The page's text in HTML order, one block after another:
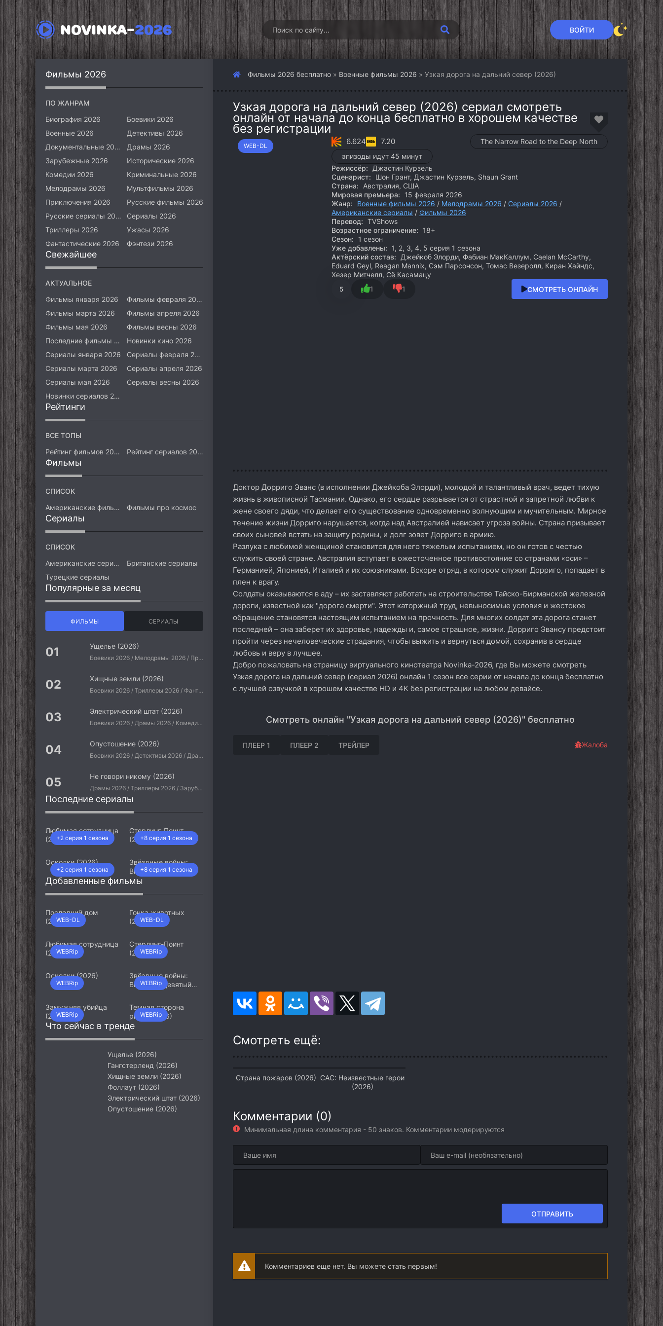
NOVINKA-2026 ВОЙТИ
Фильмы 2026 бесплатно » Военные фильмы 2026 » Узкая дорога на дальний север (2026)
Узкая дорога на дальний север (2026) сериал смотреть
онлайн от начала до конца бесплатно в хорошем качестве
без регистрации
WEB-DL 6.624 7.20
The Narrow Road to the Deep North
эпизоды идут 45 минут
Режиссёр:
Джастин Курзель
Сценарист:
Шон Грант, Джастин Курзель, Shaun Grant
Страна:
Австралия, США
Мировая премьера:
15 февраля 2026
Жанр:
Военные фильмы 2026 / Мелодрамы 2026 / Сериалы 2026 /
Американские сериалы / Фильмы 2026
Перевод: TVShows
Возрастное ограничение:
18+
Сезон:
1 сезон
Уже добавлены:
1, 2, 3, 4, 5 серия 1 сезона
Актёрский состав:
Джейкоб Элорди, Фабиан МакКаллум, Caelan McCarthy,
Eduard Geyl, Reagan Mannix, Сэм Парсонсон, Томас Везеролл, Киран Хайндс,
Хезер Митчелл, Сё Касамацу
5 1 1 СМОТРЕТЬ ОНЛАЙН
Доктор Дорриго Эванс (в исполнении Джейкоба Элорди), молодой и талантливый врач, ведет тихую
жизнь в живописной Тасмании. Однако, его сердце разрывается от страстной и запретной любви к
жене своего дяди, что делает его существование одновременно волнующим и мучительным. Мирное
течение жизни Дорриго нарушается, когда над Австралией нависает угроза войны. Страна призывает
своих сыновей встать на защиту родины, и долг зовет Дорриго в армию.
Разлука с любимой женщиной становится для него тяжелым испытанием, но он готов с честью
служить своей стране. Австралия вступает в ожесточенное противостояние со странами «оси» –
Германией, Японией, Италией и их союзниками. Вскоре отряд, в котором служит Дорриго, попадает в
плен к врагу.
Солдаты оказываются в аду – их заставляют работать на строительстве Тайско-Бирманской железной
дороги, известной как "дорога смерти". Этот каторжный труд, невыносимые условия и жестокое
обращение становятся настоящим испытанием на прочность. Для многих солдат эта дорога станет
последней – она заберет их здоровье, надежды и, самое страшное, жизни. Дорриго Эвансу предстоит
пройти через нечеловеческие страдания, чтобы выжить и вернуться домой, сохранив в сердце
любовь и веру в лучшее.
Добро пожаловать на страницу виртуального кинотеатра Novinka-2026, где Вы можете смотреть
Узкая дорога на дальний север (сериал 2026) онлайн 1 сезон все серии от начала до конца бесплатно
с лучшей озвучкой в хорошем качестве HD и 4K без регистрации на любом девайсе.
Смотреть онлайн "Узкая дорога на дальний север (2026)" бесплатно
ПЛЕЕР 1 ПЛЕЕР 2 ТРЕЙЛЕР Жалоба
Смотреть ещё:
Страна пожаров (2026) САС: Неизвестные герои
(2026)
Комментарии (0)
Минимальная длина комментария - 50 знаков. Комментарии модерируются
ОТПРАВИТЬ
Комментариев еще нет. Вы можете стать первым!
Фильмы 2026
ПО ЖАНРАМ
Биография 2026
Боевики 2026
Военные 2026
Детективы 2026
Документальные 2026
Драмы 2026
Зарубежные 2026
Исторические 2026
Комедии 2026
Криминальные 2026
Мелодрамы 2026
Мультфильмы 2026
Приключения 2026
Русские фильмы 2026
Русские сериалы 2026
Сериалы 2026
Триллеры 2026
Ужасы 2026
Фантастические 2026
Фэнтези 2026
Свежайшее
АКТУАЛЬНОЕ
Фильмы января 2026
Фильмы февраля 2026
Фильмы марта 2026
Фильмы апреля 2026
Фильмы мая 2026
Фильмы весны 2026
Последние фильмы 2026
Новинки кино 2026
Сериалы января 2026
Сериалы февраля 2026
Сериалы марта 2026
Сериалы апреля 2026
Сериалы мая 2026
Сериалы весны 2026
Новинки сериалов 2026
Рейтинги
ВСЕ ТОПЫ
Рейтинг фильмов 2026
Рейтинг сериалов 2026
Фильмы
СПИСОК
Американские фильмы
Фильмы про космос
Сериалы
СПИСОК
Американские сериалы
Британские сериалы
Турецкие сериалы
Популярные за месяц
ФИЛЬМЫ СЕРИАЛЫ
Ущелье (2026)
Боевики 2026 / Мелодрамы 2026 / Приключения 2026 / Ужасы 2026 / Фантастические 2026 / Зарубежные фильмы 2026 / Американские фильмы / Фильмы 2026
Хищные земли (2026)
Боевики 2026 / Триллеры 2026 / Фантастические 2026 / Зарубежные фильмы 2026 / Американские фильмы / Фильмы 2026
Электрический штат (2026)
Боевики 2026 / Драмы 2026 / Комедии 2026 / Приключения 2026 / Фантастические 2026 / Зарубежные фильмы 2026 / Американские фильмы / Фильмы 2026
Опустошение (2026)
Боевики 2026 / Детективы 2026 / Драмы 2026 / Криминальные фильмы 2026 / Триллеры 2026 / Зарубежные фильмы 2026 / Американские фильмы / Фильмы 2026
Не говори никому (2026)
Драмы 2026 / Триллеры 2026 / Зарубежные фильмы 2026 / Американские фильмы / Фильмы 2026
Последние сериалы
+2 серия 1 сезона
Любимая сотрудница
(2026)
+8 серия 1 сезона
Стерлинг-Поинт
(2026)
+2 серия 1 сезона
Осколки (2026)
+8 серия 1 сезона
Звёздные войны:
Видения. Девятый
джедай (2026)
Добавленные фильмы
WEB-DL
Последний дом
(2026)
WEB-DL
Гонка животных
(2026)
WEBRip
Любимая сотрудница
(2026)
WEBRip
Стерлинг-Поинт
(2026)
WEBRip
Осколки (2026)
WEBRip
Звёздные войны:
Видения. Девятый
WEBRip
Замужняя убийца
(2026)
WEBRip
Темная сторона
ринга (2026)
Что сейчас в тренде
Ущелье (2026)
Гангстерленд (2026)
Хищные земли (2026)
Фоллаут (2026)
Электрический штат (2026)
Опустошение (2026)